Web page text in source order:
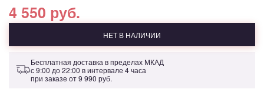
4 550 руб.
НЕТ В НАЛИЧИИ
Бесплатная доставка в пределах МКАД
с 9:00 до 22:00 в интервале 4 часа
при заказе от9 990 руб.